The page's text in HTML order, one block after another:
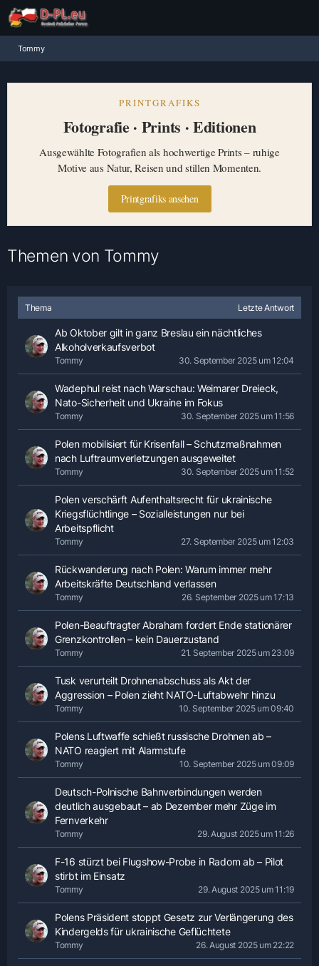
Tommy
PRINTGRAFIKS
Fotografie · Prints · Editionen
Ausgewählte Fotografien als hochwertige Prints – ruhige
Motive aus Natur, Reisen und stillen Momenten.
Printgrafiks ansehen
Themen von Tommy
Thema Letzte Antwort
Ab Oktober gilt in ganz Breslau ein nächtliches
Alkoholverkaufsverbot
Tommy 30. September 2025 um 12:04
Wadephul reist nach Warschau: Weimarer Dreieck,
Nato-Sicherheit und Ukraine im Fokus
Tommy 30. September 2025 um 11:56
Polen mobilisiert für Krisenfall – Schutzmaßnahmen
nach Luftraumverletzungen ausgeweitet
Tommy 30. September 2025 um 11:52
Polen verschärft Aufenthaltsrecht für ukrainische
Kriegsflüchtlinge – Sozialleistungen nur bei
Arbeitspflicht
Tommy 27. September 2025 um 12:03
Rückwanderung nach Polen: Warum immer mehr
Arbeitskräfte Deutschland verlassen
Tommy 26. September 2025 um 17:13
Polen-Beauftragter Abraham fordert Ende stationärer
Grenzkontrollen – kein Dauerzustand
Tommy 21. September 2025 um 23:09
Tusk verurteilt Drohnenabschuss als Akt der
Aggression – Polen zieht NATO-Luftabwehr hinzu
Tommy 10. September 2025 um 09:40
Polens Luftwaffe schießt russische Drohnen ab –
NATO reagiert mit Alarmstufe
Tommy 10. September 2025 um 09:09
Deutsch-Polnische Bahnverbindungen werden
deutlich ausgebaut – ab Dezember mehr Züge im
Fernverkehr
Tommy 29. August 2025 um 11:26
F-16 stürzt bei Flugshow-Probe in Radom ab – Pilot
stirbt im Einsatz
Tommy 29. August 2025 um 11:19
Polens Präsident stoppt Gesetz zur Verlängerung des
Kindergelds für ukrainische Geflüchtete
Tommy 26. August 2025 um 22:22